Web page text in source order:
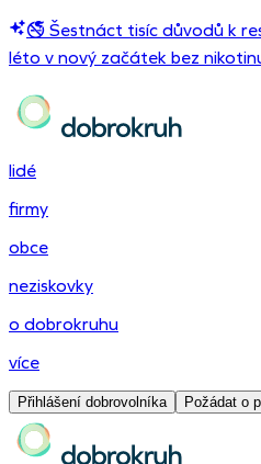
🚭 Šestnáct tisíc důvodů k
léto v nový začátek bez
lidé
firmy
obce
neziskovky
o dobrokruhu
více
Přihlášení dobrovolníka Požádat o